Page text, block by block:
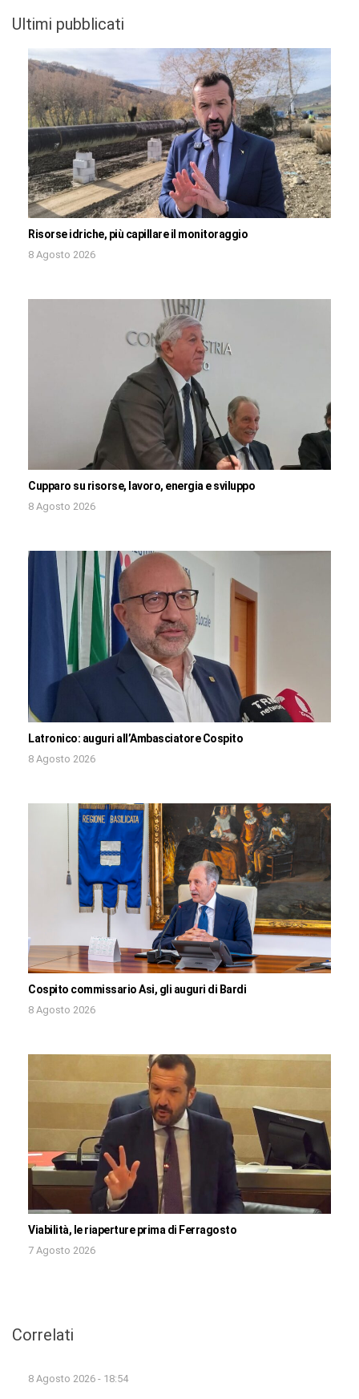
Ultimi pubblicati
Risorse idriche, più capillare il monitoraggio
8 Agosto 2026
Cupparo su risorse, lavoro, energia e sviluppo
8 Agosto 2026
Latronico: auguri all’Ambasciatore Cospito
8 Agosto 2026
Cospito commissario Asi, gli auguri di Bardi
8 Agosto 2026
Viabilità, le riaperture prima di Ferragosto
7 Agosto 2026
Correlati
8 Agosto 2026 - 18:54